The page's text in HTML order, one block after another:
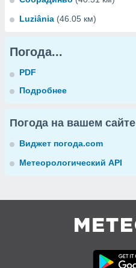
Luziânia (46.05 км)
Погода...
PDF
Подробнее
Погода на вашем сайте
Виджет погода.com
Метеорологический API